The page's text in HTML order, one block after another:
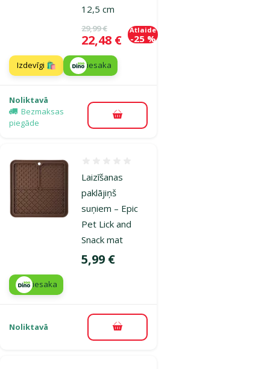
12,5 cm
Oriģinālā cena
29,99 €
Cena
22,48 €
Atlaide
-25 %
Izdevīgi 🛍️ iesaka
Noliktavā
Bezmaksas
piegāde
Pievienot grozam
Laizīšanas
paklājiņš
suņiem – Epic
Pet Lick and
Snack mat
Cena
5,99 €
iesaka
Noliktavā Pievienot grozam